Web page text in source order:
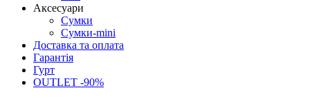
Аксесуари
Сумки
Сумки-mini
Доставка та оплата
Гарантія
Гурт
OUTLET -90%